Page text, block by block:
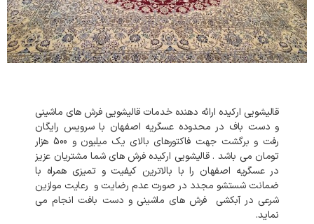
قالیشویی ارکیده ارائه دهنده خدمات قالیشویی فرش های ماشینی
و دست باف در محدوده عسگریه اصفهان با سرویس رایگان
رفت و برگشت جهت فاکتورهای بالای
یک میلیون و 500 هزار
تومان می باشد .قالیشویی ارکیده فرش های شما مشتریان عزیز
در عسگریه اصفهان را با بالاترین کیفیت و تمیزی همراه با
ضمانت شستشو مجدد در صورت عدم رضایت و رعایت موازین
شرعی در آبکشی فرش های ماشینی و دست بافت انجام می
نماید.